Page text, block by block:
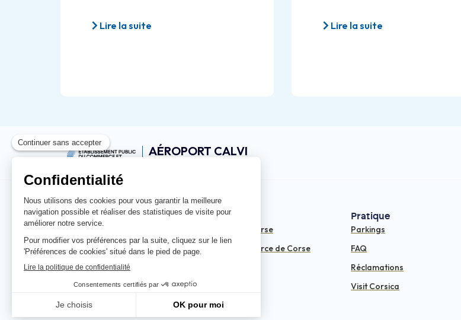
Lire la suite Lire la suite
AÉROPORT CALVI
Coordonnées
Route de l'aéroport
20 260 Calvi
Accès rapide
Aéroports de Corse
Ports de Commerce de Corse
Pratique
Parkings
FAQ
Réclamations
Visit Corsica